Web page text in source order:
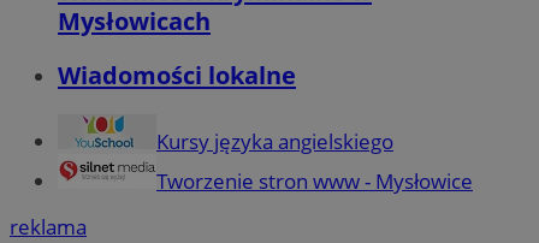
Mysłowicach
Wiadomości lokalne
Kursy języka angielskiego
Tworzenie stron www - Mysłowice
reklama